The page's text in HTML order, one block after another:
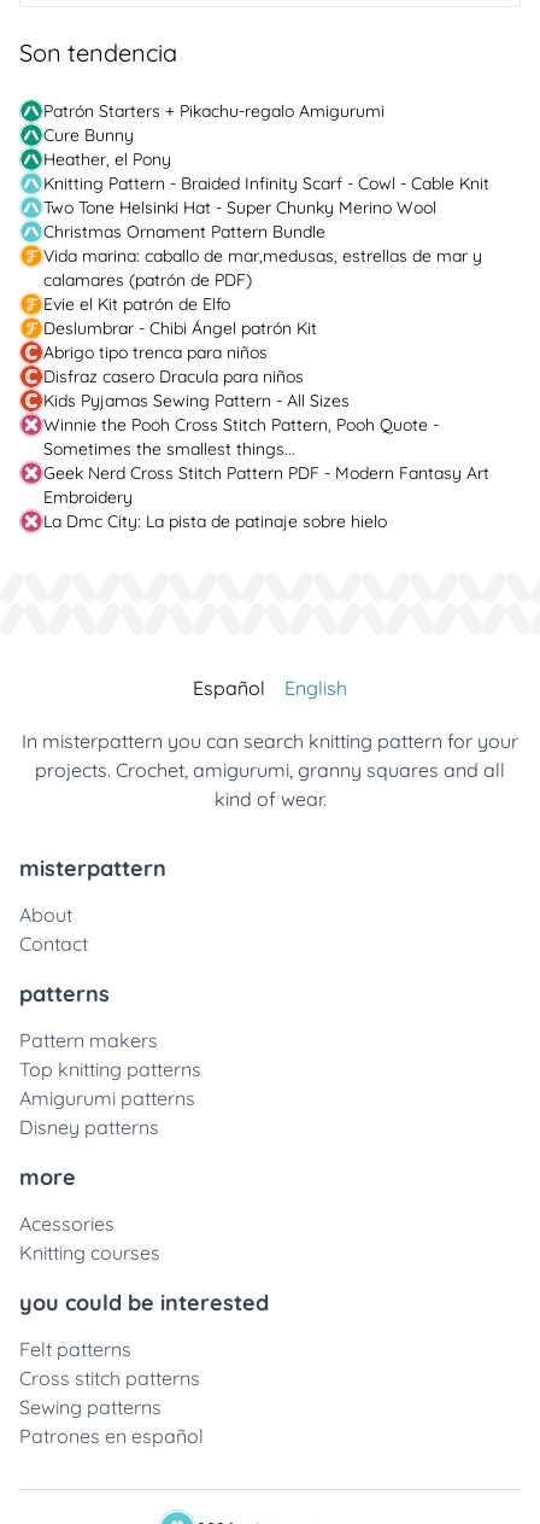
Son tendencia
Patrón Starters + Pikachu-regalo Amigurumi
Cure Bunny
Heather, el Pony
Knitting Pattern - Braided Infinity Scarf - Cowl - Cable Knit
Two Tone Helsinki Hat - Super Chunky Merino Wool
Christmas Ornament Pattern Bundle
Vida marina: caballo de mar,medusas, estrellas de mar y
calamares (patrón de PDF)
Evie el Kit patrón de Elfo
Deslumbrar - Chibi Ángel patrón Kit
Abrigo tipo trenca para niños
Disfraz casero Dracula para niños
Kids Pyjamas Sewing Pattern - All Sizes
Winnie the Pooh Cross Stitch Pattern, Pooh Quote -
Sometimes the smallest things...
Geek Nerd Cross Stitch Pattern PDF - Modern Fantasy Art
Embroidery
La Dmc City: La pista de patinaje sobre hielo
Español English
In misterpattern you can search knitting pattern for your
projects. Crochet, amigurumi, granny squares and all
kind of wear.
misterpattern
About
Contact
patterns
Pattern makers
Top knitting patterns
Amigurumi patterns
Disney patterns
more
Acessories
Knitting courses
you could be interested
Felt patterns
Cross stitch patterns
Sewing patterns
Patrones en español